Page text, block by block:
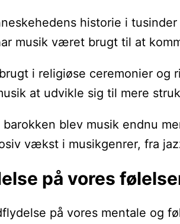
historie i
musik været brugt til at
i religiøse ceremonier
at udvikle sig til mere
blev musik endnu
vækst i musikgenrer, fra
på vores
på vores mentale og